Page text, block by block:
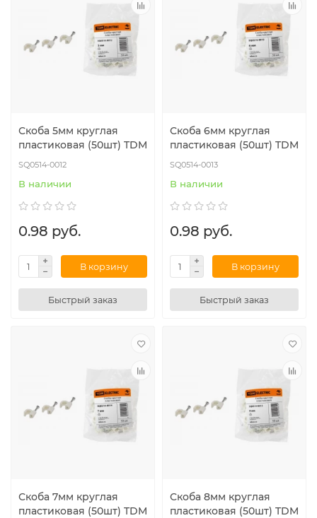
Скоба 5мм круглая
пластиковая (50шт) TDM
SQ0514-0012
В наличии
0.98 руб.
В корзину
Быстрый заказ
Скоба 6мм круглая
пластиковая (50шт) TDM
SQ0514-0013
В наличии
0.98 руб.
В корзину
Быстрый заказ
Скоба 7мм круглая
пластиковая (50шт) TDM
Скоба 8мм круглая
пластиковая (50шт) TDM